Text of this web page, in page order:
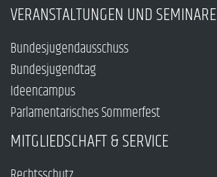
VERANSTALTUNGEN UND SEMINARE
Bundesjugendausschuss
Bundesjugendtag
Ideencampus
Parlamentarisches Sommerfest
MITGLIEDSCHAFT & SERVICE